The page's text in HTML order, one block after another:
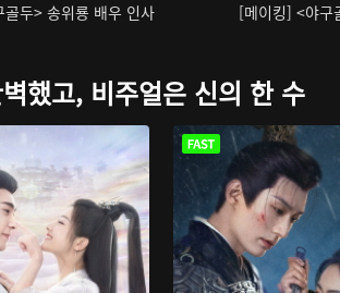
두> 송위룡 배우 인사 [메이킹] <야구
했고, 비주얼은 신의 한 수